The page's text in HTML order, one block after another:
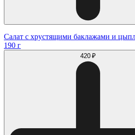
Салат с хрустящими баклажами и
190 г
420 ₽